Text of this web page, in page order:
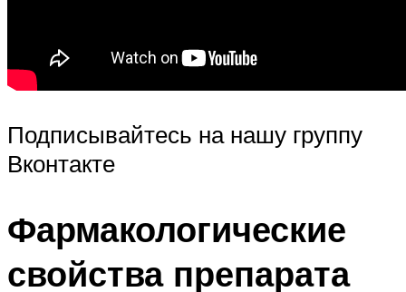
Подписывайтесь на нашу группу
Вконтакте
Фармакологические
свойства препарата